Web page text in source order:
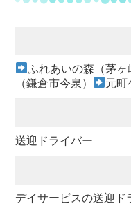
ふれあいの森（茅ヶ
（鎌倉市今泉）
元町
送迎ドライバー
デイサービスの送迎